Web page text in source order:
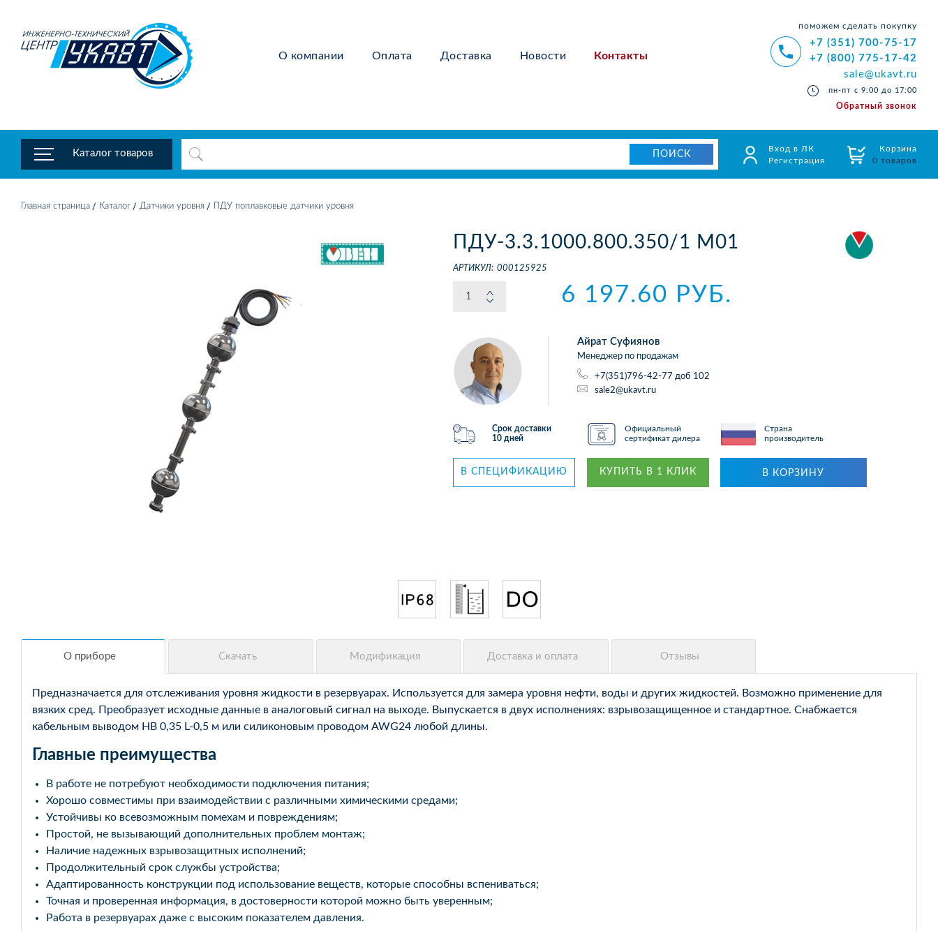
О компании Оплата Доставка Новости Контакты
поможем сделать покупку
+7 (351) 700-75-17
+7 (800) 775-17-42
sale@ukavt.ru
пн-пт с 9:00 до 17:00
Обратный звонок
Каталог товаров
Вход в ЛК
Регистрация
Корзина
0 товаров
Главная страница Каталог Датчики уровня ПДУ поплавковые датчики уровня
ПДУ-3.3.1000.800.350/1 М01
АРТИКУЛ: 000125925
6 197.60 РУБ.
Айрат Суфиянов
Менеджер по продажам
+7(351)796-42-77 доб 102
sale2@ukavt.ru
Срок доставки
10 дней
Официальный
сертификат дилера
Страна
производитель
В СПЕЦИФИКАЦИЮ КУПИТЬ В 1 КЛИК В КОРЗИНУ
Предназначается для отслеживания уровня жидкости в резервуарах. Используется для замера уровня нефти, воды и других жидкостей. Возможно применение для
вязких сред. Преобразует исходные данные в аналоговый сигнал на выходе. Выпускается в двух исполнениях: взрывозащищенное и стандартное. Снабжается
кабельным выводом НВ 0,35 L-0,5 м или силиконовым проводом AWG24 любой длины.
Главные преимущества
В работе не потребуют необходимости подключения питания;
Хорошо совместимы при взаимодействии с различными химическими средами;
Устойчивы ко всевозможным помехам и повреждениям;
Простой, не вызывающий дополнительных проблем монтаж;
Наличие надежных взрывозащитных исполнений;
Продолжительный срок службы устройства;
Адаптированность конструкции под использование веществ, которые способны вспениваться;
Точная и проверенная информация, в достоверности которой можно быть уверенным;
Работа в резервуарах даже с высоким показателем давления.